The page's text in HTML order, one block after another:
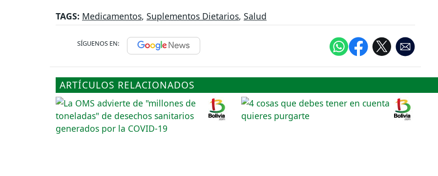
TAGS: Medicamentos, Suplementos Dietarios, Salud
SÍGUENOS EN:
ARTÍCULOS RELACIONADOS